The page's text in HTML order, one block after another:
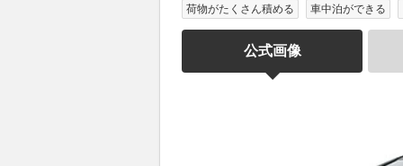
荷物がたくさん積める 車中泊ができる
公式画像